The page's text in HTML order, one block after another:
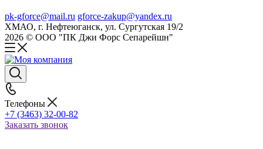
pk-gforce@mail.ru gforce-zakup@yandex.ru
ХМАО, г. Нефтеюганск, ул. Сургутская 19/2
2026 © ООО "ПК Джи Форс Сепарейшн"
Телефоны
+7 (3463) 32-00-82
Заказать звонок